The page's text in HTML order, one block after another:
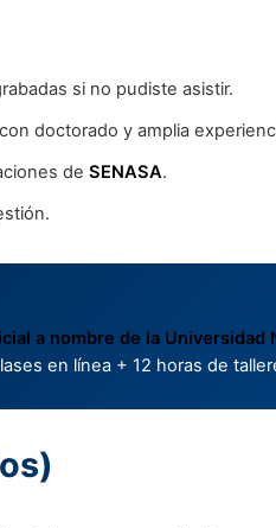
si no pudiste asistir.
doctorado y amplia
deSENASA.
a nombre de la Universidad
en línea + 12 horas de